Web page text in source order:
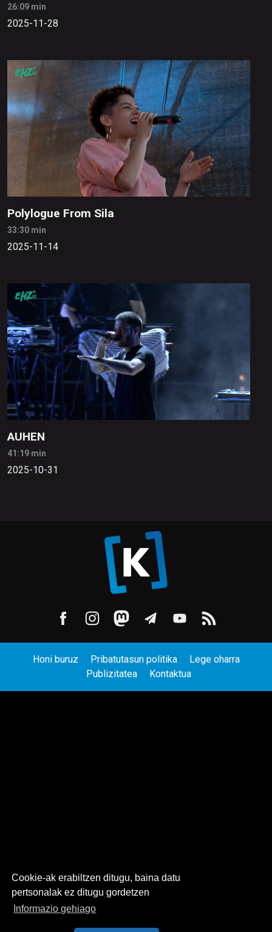
Cookie-ak erabiltzen ditugu, baina datu
pertsonalak ez ditugu gordetzen
Informazio gehiago
26:09 min
2025-11-28
Polylogue From Sila
33:30 min
2025-11-14
AUHEN
41:19 min
2025-10-31
Honi buruz Pribatutasun politika
Lege oharra
Publizitatea
Kontaktua